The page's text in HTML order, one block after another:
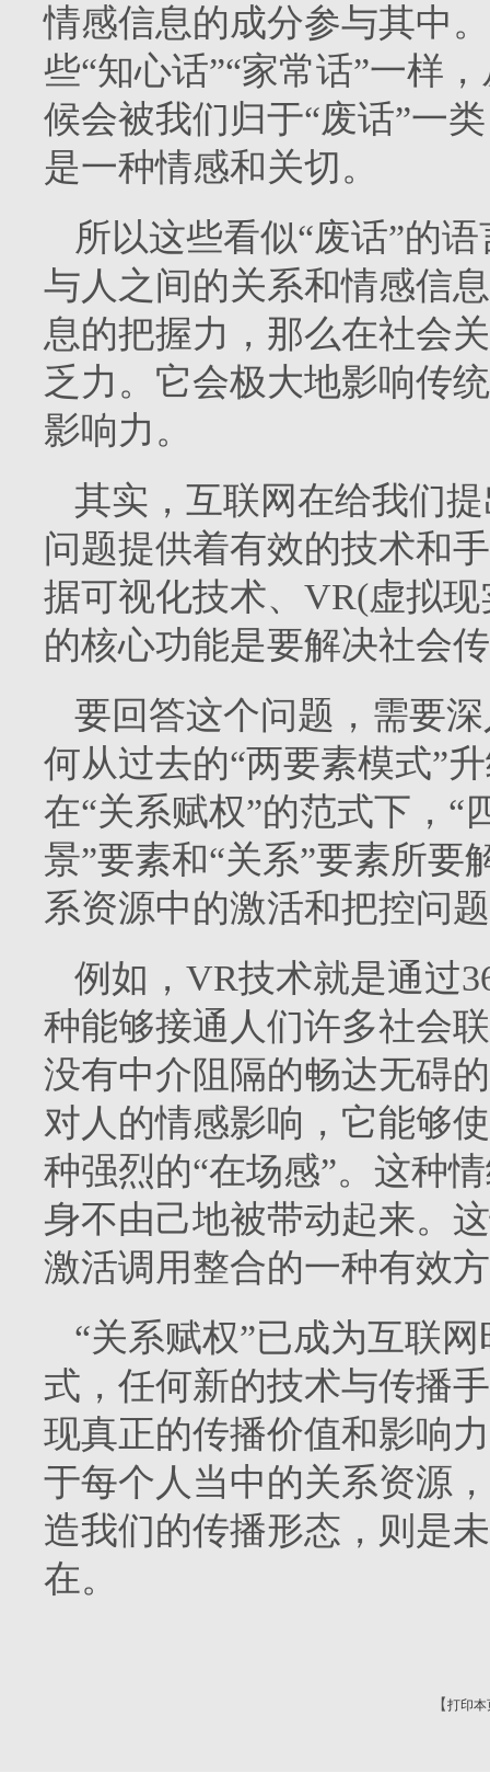
情感信息的成分参与其中
些“知心话”“家常话”一样
候会被我们归于“废话”一
是一种情感和关切。
所以这些看似“废话”的
与人之间的关系和情感信
息的把握力，那么在社会
乏力。它会极大地影响传
影响力。
其实，互联网在给我们
问题提供着有效的技术和
据可视化技术、VR(虚拟
的核心功能是要解决社会
要回答这个问题，需要
何从过去的“两要素模式”
在“关系赋权”的范式下，“
景”要素和“关系”要素所
系资源中的激活和把控问
例如，VR技术就是通过
种能够接通人们许多社会
没有中介阻隔的畅达无碍
对人的情感影响，它能够
种强烈的“在场感”。这种
身不由己地被带动起来。
激活调用整合的一种有效
“关系赋权”已成为互联
式，任何新的技术与传播
现真正的传播价值和影响
于每个人当中的关系资源
造我们的传播形态，则是
在。
【 打印本